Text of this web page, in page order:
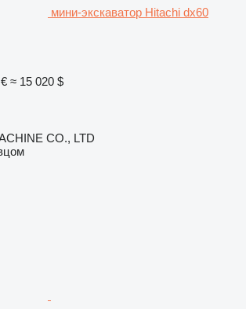
мини-экскаватор Hitachi dx60
≈ 15 020 $
CO., LTD